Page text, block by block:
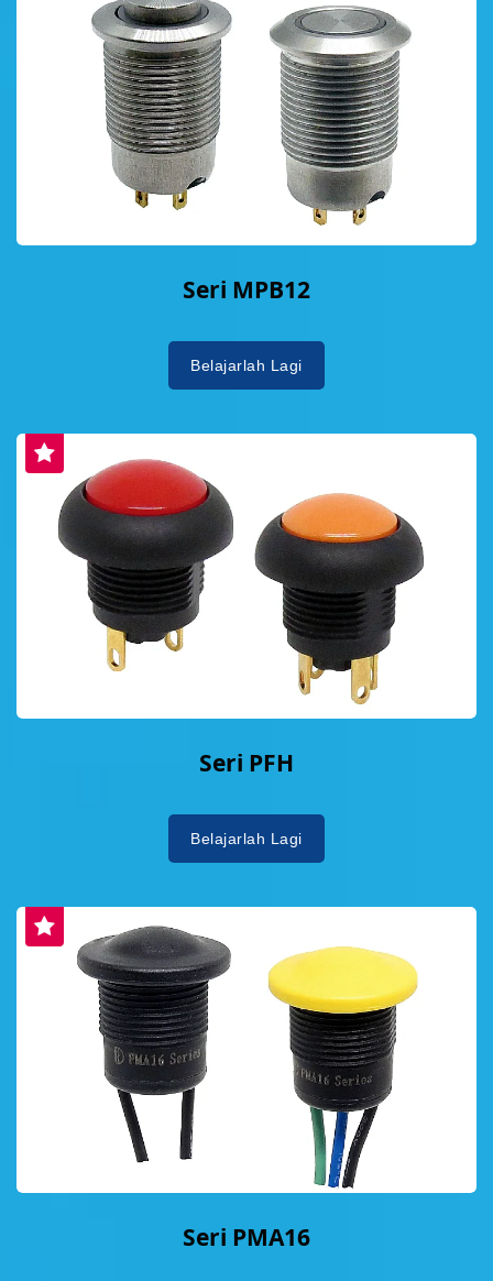
Seri MPB12
Belajarlah Lagi
Seri PFH
Belajarlah Lagi
Seri PMA16